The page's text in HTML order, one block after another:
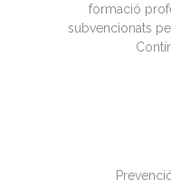
formació
subvencionats